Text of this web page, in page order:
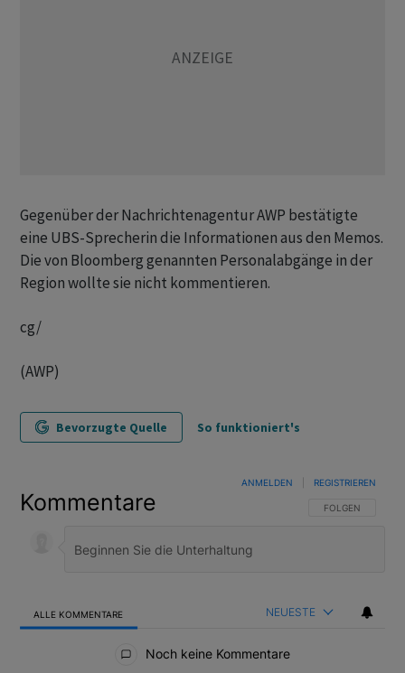
Gegenüber der Nachrichtenagentur AWP bestätigte
eine UBS-Sprecherin die Informationen aus den Memos.
Die von Bloomberg genannten Personalabgänge in der
Region wollte sie nicht kommentieren.
cg/
(AWP)
Bevorzugte Quelle So funktioniert's
Kommentare FOLGE DIESER
FOLGEN
ANMELDEN REGISTRIEREN
ALLE KOMMENTARE NEUESTE
Noch keine Kommentare